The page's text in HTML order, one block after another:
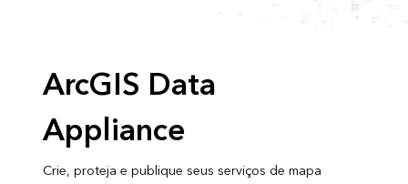
ArcGIS Data
Appliance
Crie, proteja e publique seus serviços de mapa